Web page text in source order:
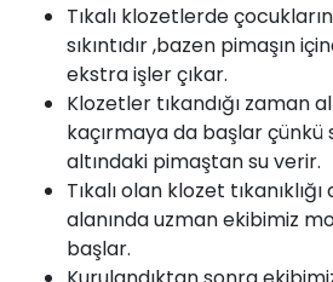
Tıkalı klozetlerde
sıkıntıdır ,bazen pimaşın
ekstra işler çıkar.
Klozetler tıkandığı zaman
kaçırmaya da başlar çünkü
altındaki pimaştan su verir.
Tıkalı olan klozet
alanında uzman ekibimiz
başlar.